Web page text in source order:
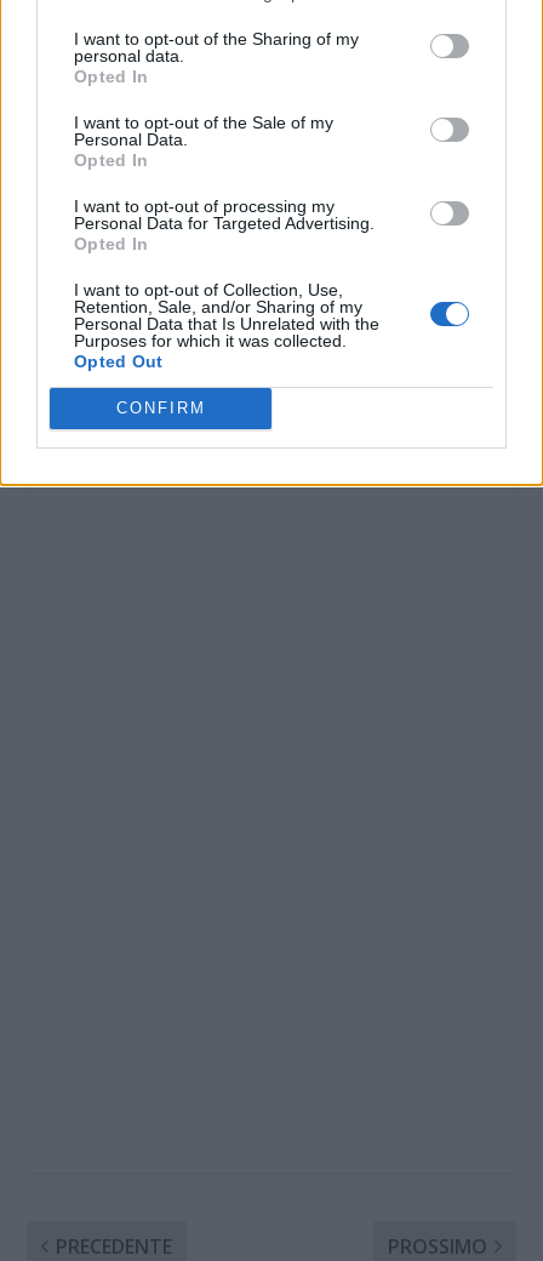
I want to opt-out of the Sharing of my
personal data.
Opted In
I want to opt-out of the Sale of my
Personal Data.
Opted In
I want to opt-out of processing my
Personal Data for Targeted Advertising.
Opted In
I want to opt-out of Collection, Use,
Retention, Sale, and/or Sharing of my
Personal Data that Is Unrelated with the
Purposes for which it was collected.
Opted Out
CONFIRM
PRECEDENTE PROSSIMO